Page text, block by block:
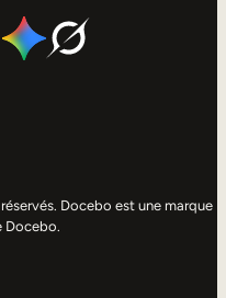
Docebo est une marque
Docebo.